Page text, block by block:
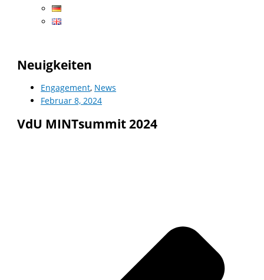
Neuigkeiten
Engagement, News
Februar 8, 2024
VdU MINTsummit 2024